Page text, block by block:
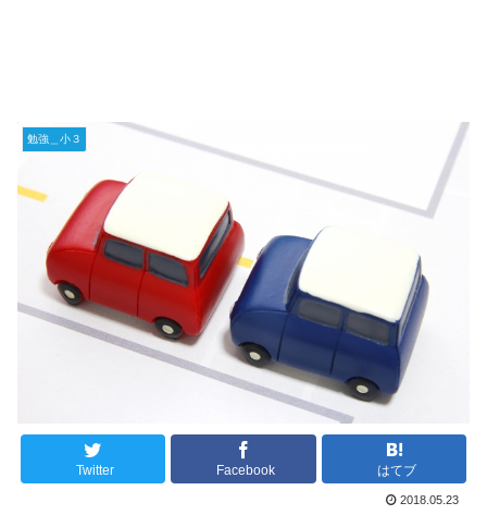
勉強＿小３
Twitter Facebook はてブ
2018.05.23